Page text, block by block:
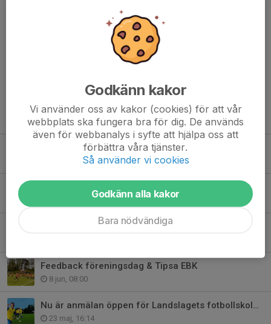
Jenny Mörberg 070-2273185
Erica Löwhagen 073-9604529
Tidigare nyheter
Höstsäsongen drar igång
2 aug, 20:41
Att tänka på vid träning och match i hög värme
Feedback föreningsdag & Tipsa EBK
8 jun, 08:00
Nu är anmälan öppen för Landslagets fotbollskola v33
23 maj, 16:14
Godkänn kakor
Vi använder oss av kakor (cookies) för att vår
webbplats ska fungera bra för dig. De används
även för webbanalys i syfte att hjälpa oss att
förbättra våra tjänster.
Så använder vi cookies
Godkänn alla kakor
Bara nödvändiga